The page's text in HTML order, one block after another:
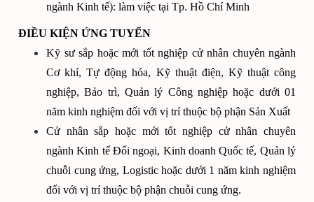
ngành Kinh tế): làm việc tại Tp. Hồ Chí Minh
ĐIỀU KIỆN ỨNG TUYỂN
Kỹ sư sắp hoặc mới tốt nghiệp cử nhân chuyên ngành
Cơ khí, Tự động hóa, Kỹ thuật điện, Kỹ thuật công
nghiệp, Bảo trì, Quản lý Công nghiệp hoặc dưới 01
năm kinh nghiệm đối với vị trí thuộc bộ phận Sản Xuất
Cử nhân sắp hoặc mới tốt nghiệp cử nhân chuyên
ngành Kinh tế Đối ngoại, Kinh doanh Quốc tế, Quản lý
chuỗi cung ứng, Logistic hoặc dưới 1 năm kinh nghiệm
đối với vị trí thuộc bộ phận chuỗi cung ứng.